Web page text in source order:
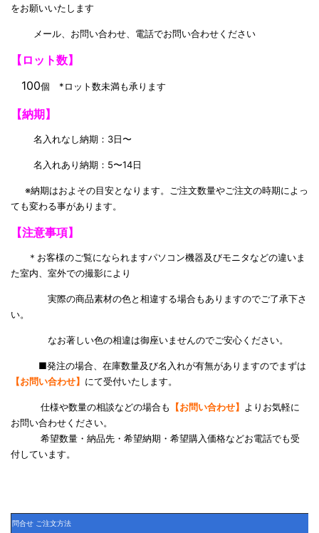
をお願いいたします
メール、お問い合わせ、電話でお問い合わせください
【ロット数】
100個 *ロット数未満も承ります
【納期】
名入れなし納期：3日〜
名入れあり納期：5〜14日
※納期はおよその目安となります。ご注文数量やご注文の時期によっ
ても変わる事があります。
【注意事項】
＊お客様のご覧になられますパソコン機器及びモニタなどの違いま
た室内、室外での撮影により
実際の商品素材の色と相違する場合もありますのでご了承下さ
い。
なお著しい色の相違は御座いませんのでご安心ください。
■発注の場合、在庫数量及び名入れが有無がありますのでまずは
【お問い合わせ】 にて受付いたします。
仕様や数量の相談などの場合も 【お問い合わせ】
よりお気軽に
お問い合わせください。
希望数量・納品先・希望納期・希望購入価格などお電話でも受
付しています。
問合せ ご注文方法